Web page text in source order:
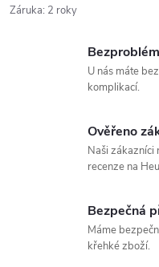
Záruka: 2 roky
U nás máte
komplikací.
Ověřeno
Naši zákazníci
recenze na
Bezpečná
Máme
křehké zboží.